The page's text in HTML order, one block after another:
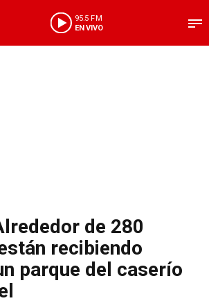
95.5 FM
EN VIVO
de 280
recibiendo
parque del caserío